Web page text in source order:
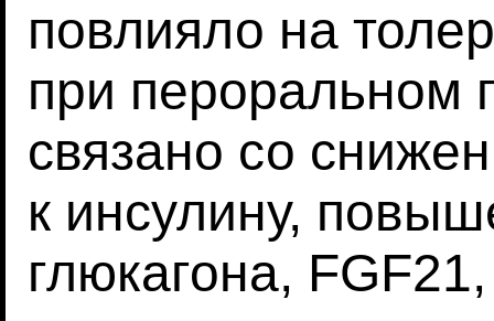
повлияло на
при пероральном
связано со
к инсулину,
глюкагона,